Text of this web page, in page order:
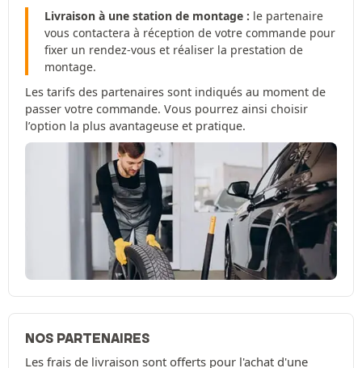
Livraison à une station de montage : le partenaire
vous contactera à réception de votre commande pour
fixer un rendez-vous et réaliser la prestation de
montage.
Les tarifs des partenaires sont indiqués au moment de
passer votre commande. Vous pourrez ainsi choisir
l’option la plus avantageuse et pratique.
NOS PARTENAIRES
Les frais de livraison sont offerts pour l'achat d'une